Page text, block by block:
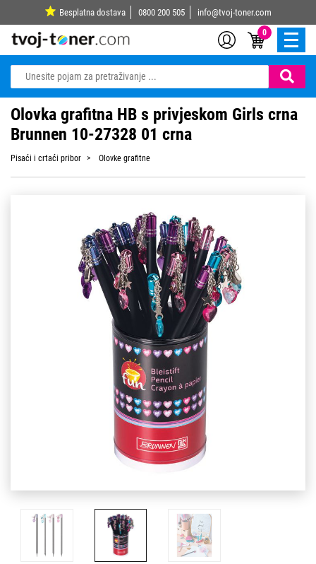
Besplatna dostava 0800 200 505 info@tvoj-toner.com
0
Olovka grafitna HB s privjeskom Girls crna
Brunnen 10-27328 01 crna
Pisaći i crtaći pribor Olovke grafitne